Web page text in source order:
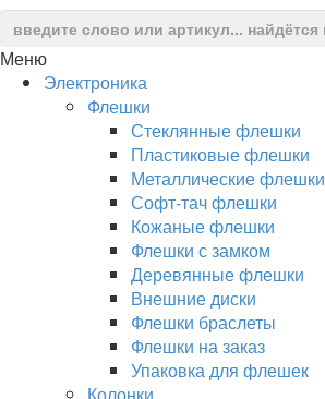
Меню
Электроника
Флешки
Стеклянные флешки
Пластиковые флешки
Металлические флешки
Софт-тач флешки
Кожаные флешки
Флешки с замком
Деревянные флешки
Внешние диски
Флешки браслеты
Флешки на заказ
Упаковка для флешек